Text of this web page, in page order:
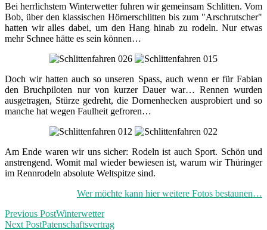
Bei herrlichstem Winterwetter fuhren wir gemeinsam Schlitten. Vom
Bob, über den klassischen Hörnerschlitten bis zum "Arschrutscher"
hatten wir alles dabei, um den Hang hinab zu rodeln. Nur etwas
mehr Schnee hätte es sein können…
Doch wir hatten auch so unseren Spass, auch wenn er für Fabian
den Bruchpiloten nur von kurzer Dauer war… Rennen wurden
ausgetragen, Stürze gedreht, die Dornenhecken ausprobiert und so
manche hat wegen Faulheit gefroren…
Am Ende waren wir uns sicher: Rodeln ist auch Sport. Schön und
anstrengend. Womit mal wieder bewiesen ist, warum wir Thüringer
im Rennrodeln absolute Weltspitze sind.
Wer möchte kann hier weitere Fotos bestaunen…
Previous PostWinterwetter
Next PostPatenschaftsvertrag